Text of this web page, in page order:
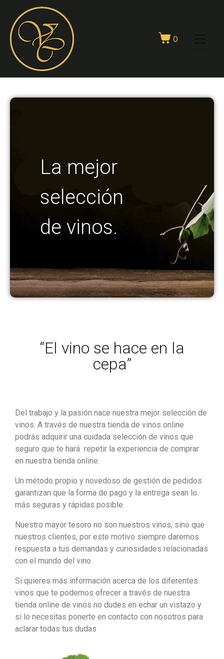
0
La mejor
selección
de vinos.
“El vino se hace en la
cepa”
Del trabajo y la pasión nace nuestra mejor selección de
vinos. A través de nuestra tienda de vinos online
podrás adquirir una cuidada selección de vinos que
seguro que te hará repetir la experiencia de comprar
en nuestra tienda online.
Un método propio y novedoso de gestión de pedidos
garantizan que la forma de pago y la entrega sean lo
más seguras y rápidas posible.
Nuestro mayor tesoro no son nuestros vinos, sino que
nuestros clientes, por este motivo siempre daremos
respuesta a tus demandas y curiosidades relacionadas
con el mundo del vino.
Si quieres más información acerca de los diferentes
vinos que te podemos ofrecer a través de nuestra
tienda online de vinos no dudes en echar un vistazo y
si lo necesitas ponerte en contacto con nosotros para
aclarar todas tus dudas